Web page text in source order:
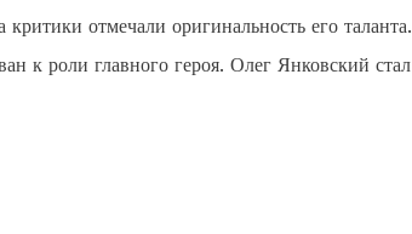
отмечали оригинальность его таланта.
к роли главного героя. Олег Янковский стал